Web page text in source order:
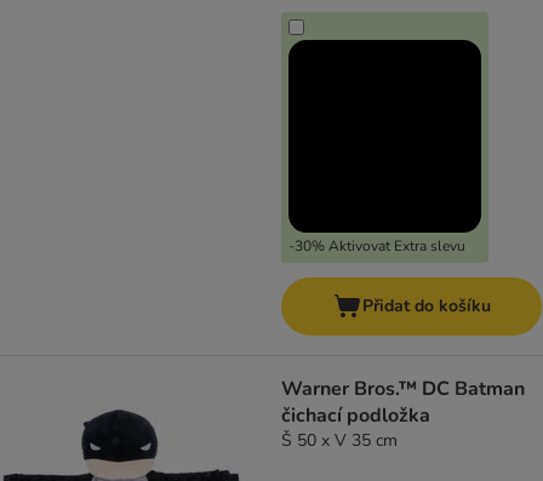
-30% Aktivovat Extra slevu
Přidat do košíku
Warner Bros.™ DC Batman
čichací podložka
Š 50 x V 35 cm